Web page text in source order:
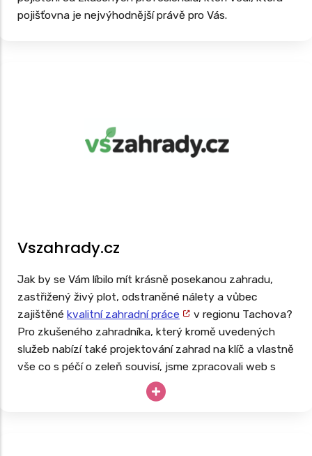
pojišťovna je nejvýhodnější právě pro Vás.
Vszahrady.cz
Jak by se Vám líbilo mít krásně posekanou zahradu,
zastřižený živý plot, odstraněné nálety a vůbec
zajištěné kvalitní zahradní práce
v regionu Tachova?
Pro zkušeného zahradníka, který kromě uvedených
služeb nabízí také projektování zahrad na klíč a vlastně
vše co s péčí o zeleň souvisí, jsme zpracovali web s